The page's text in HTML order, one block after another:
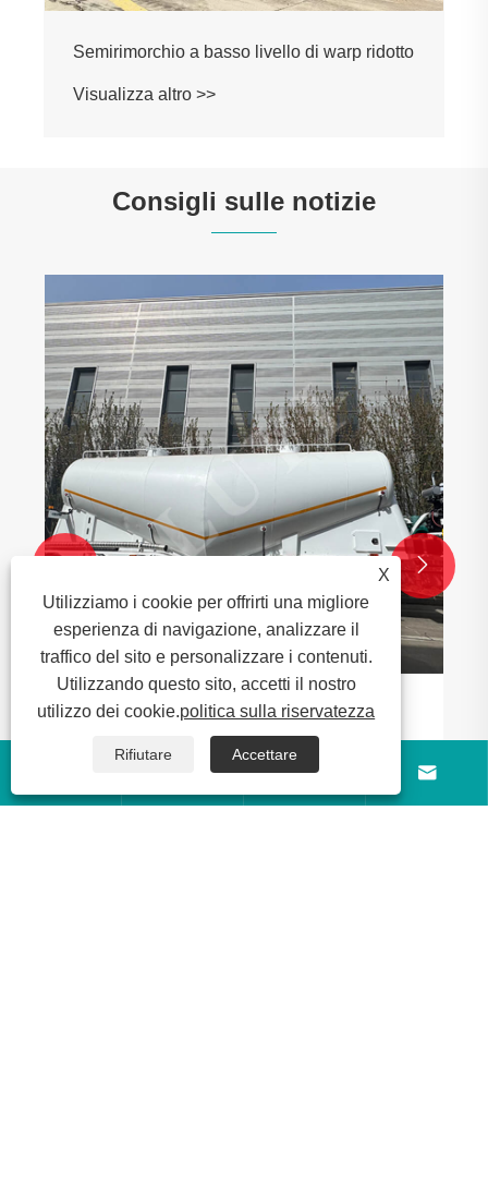
Semirimorchio a basso livello di warp ridotto
Visualizza altro >>
Consigli sulle notizie
Rafforzando la cooperazione logistica tra
Cina e Senegal, semirimorchi cisterna per
olio a 3 assi Luyi spediti in Senegal

 
X
Utilizziamo i cookie per offrirti una migliore
esperienza di navigazione, analizzare il
traffico del sito e personalizzare i contenuti.
Utilizzando questo sito, accetti il ​​nostro
utilizzo dei cookie.politica sulla riservatezza
Rifiutare Accettare